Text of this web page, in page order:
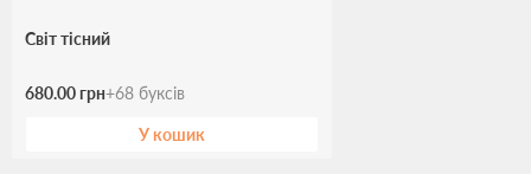
Світ тісний
680.00 грн+68 буксів
У кошик